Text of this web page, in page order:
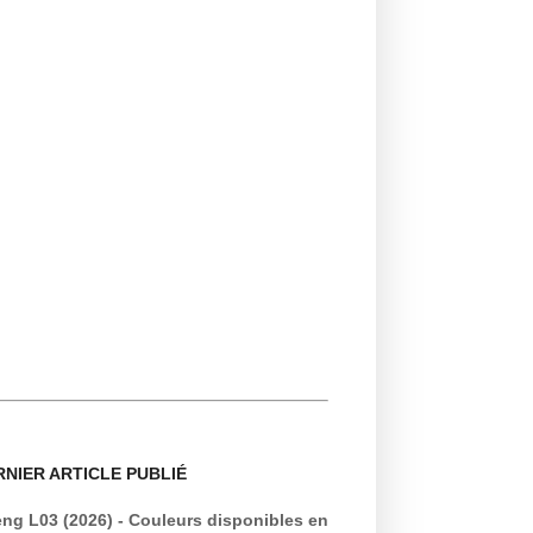
ARTICLE PUBLIÉ
L03 (2026) - Couleurs disponibles en